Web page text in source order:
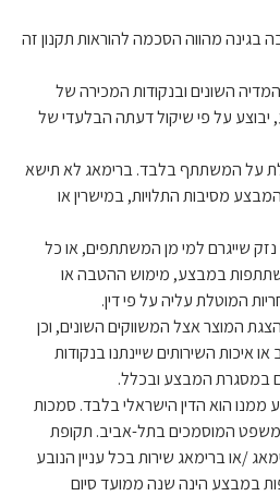
מהווה הסכמה להוראות תקנון זה
השונים ובנקודות המכירה של
על פי שיקול דעתה הבלעדי של
על המשתתף בלבד. ברימאג לא תישא
מסיבות התלויות, במישרין או
שייגרם למי מן המשתתפים, או כל
במבצע, מימוש ההטבה או
המוטלת עליה על פי דין.
המוצר אצל המשווקים השונים, וכן
איכות השירותים שיינתנו בנקודות
במסגרת המבצע ובכלל.
ממנו הוא הדין הישראלי בלבד. סמכות
המשפט המוסמכים בתל-אביב. תקופת
/או ברימאג שירות בכל עניין הנובע
במבצע הינה שנה ממועד סיום